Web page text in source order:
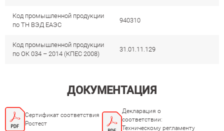
Код промышленной продукции
по ТН ВЭД ЕАЭС
940310
Код промышленной продукции
по ОК 034 – 2014 (КПЕС 2008)
31.01.11.129
ДОКУМЕНТАЦИЯ
Сертификат соответствия
Ростест
Декларация о
соответствии:
Техническому регламенту